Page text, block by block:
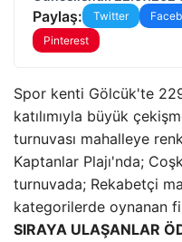
Paylaş: Twitter
Pinterest
Spor kenti Gölcük'te
katılımıyla büyük
turnuvası mahalleye
Kaptanlar Plajı'nda;
turnuvada; Rekabetçi
kategorilerde oynanan
SIRAYA ULAŞANLAR